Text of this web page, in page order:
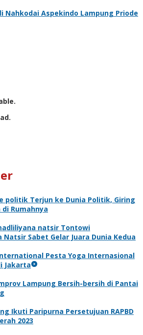
Nahkodai Aspekindo Lampung Priode
Terjun ke Dunia Politik, Giring
di Rumahnya
Tontowi
Sabet Gelar Juara Dunia Kedua
Pesta Yoga Internasional
Jakarta
Lampung Bersih-bersih di Pantai
Ikuti Paripurna Persetujuan RAPBD
2023